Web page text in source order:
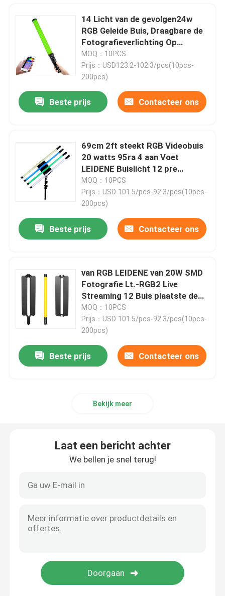
Draagbare LEIDENE Filmlichten
RGB LEIDENE Filmlichten
18 duim geleid ringslicht
22 duim Ring Light
14 Licht van de gevolgen24w
RGB Geleide Buis, Draagbare de
Fotografieverlichting Op
batterijen van DMX
MOQ：10PCS
Prijs：USD123.2-102.3/pcs(10pcs-
200pcs)
Beste prijs Contacteer ons
69cm 2ft steekt RGB Videobuis
20 watts 95ra 4 aan Voet
LEIDENE Buislicht 12 pre
Gevolgen plaatst
MOQ：10PCS
Prijs：USD 101.5/pcs-92.3/pcs(10pcs-
200pcs)
Beste prijs Contacteer ons
van RGB LEIDENE van 20W SMD
Fotografie Lt.-RGB2 Live
Streaming 12 Buis plaatste de
Lichte Stok pre Gevolgen
MOQ：10PCS
Prijs：USD 101.5/pcs-92.3/pcs(10pcs-
200pcs)
Beste prijs Contacteer ons
Bekijk meer
Laat een bericht achter
We bellen je snel terug!